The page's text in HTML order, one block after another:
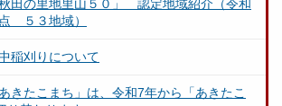
秋田の里地里山５０」 認定地域紹介（令和
５３地域）
稲刈りについて
きたこまち」は、令和7年から「あきたこ